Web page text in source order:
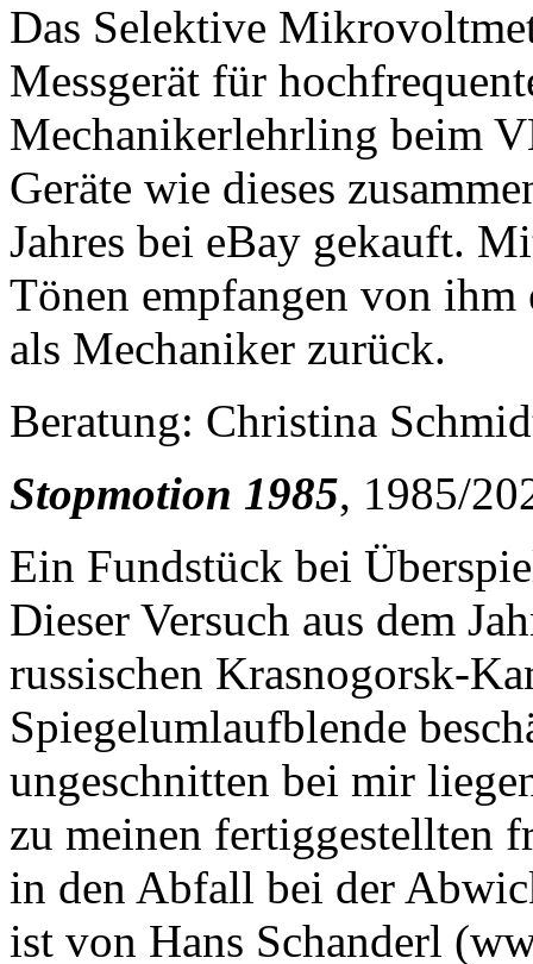
Das Selektive
Messgerät für
Mechanikerlehrling beim
Geräte wie dieses
Jahres bei eBay gekauft.
Tönen empfangen von
als Mechaniker zurück.
Beratung: Christina
Stopmotion 1985, 1985/
Ein Fundstück bei
Dieser Versuch aus dem
russischen Krasnogorsk-
Spiegelumlaufblende
ungeschnitten bei mir
zu meinen fertiggestellten
in den Abfall bei der
ist von Hans Schanderl